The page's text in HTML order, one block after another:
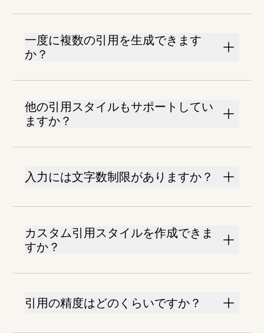
一度に複数の引用を生成できます
か？
他の引用スタイルもサポートしてい
ますか？
入力には文字数制限がありますか？
カスタム引用スタイルを作成できま
すか？
引用の精度はどのくらいですか？